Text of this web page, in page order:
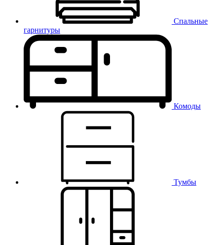
Спальные
гарнитуры
Комоды
Тумбы